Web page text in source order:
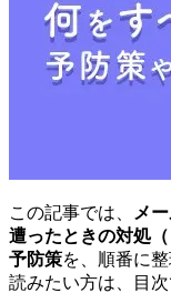
この記事では、 メ
遭ったときの対処（
予防策を、順番に
読みたい方は、目